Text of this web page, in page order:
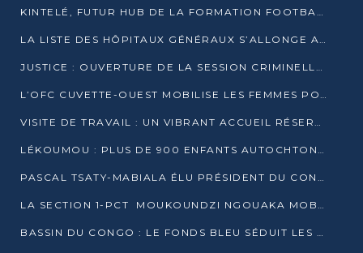
KINTELÉ, FUTUR HUB DE LA FORMATION FOOTBALLISTIQUE AFRICAINE ?
LA LISTE DES HÔPITAUX GÉNÉRAUX S’ALLONGE AU CONGO
JUSTICE : OUVERTURE DE LA SESSION CRIMINELLE À BRAZZAVILLE AVEC 52 DOSSIERS AU RÔLE
L’OFC CUVETTE-OUEST MOBILISE LES FEMMES POUR ACCUEILLIR LE PRÉSIDENT DE LA RÉPUBLIQUE
VISITE DE TRAVAIL : UN VIBRANT ACCUEIL RÉSERVÉ À DENIS SASSOU-N’GUESSO PAR L’ASSOCIATION « LES AMIS DE WOMO »
LÉKOUMOU : PLUS DE 900 ENFANTS AUTOCHTONES REÇOIVENT DES KITS SCOLAIRES GRÂCE À L’ESPACE OPOKO
PASCAL TSATY-MABIALA ÉLU PRÉSIDENT DU CONSEIL NATIONAL DE L’UPADS
LA SECTION 1-PCT MOUKOUNDZI NGOUAKA MOBILISE 100 000 FCFA POUR LE 6ᵉ CONGRÈS DU PARTI
BASSIN DU CONGO : LE FONDS BLEU SÉDUIT LES BAILLEURS À BELÉM